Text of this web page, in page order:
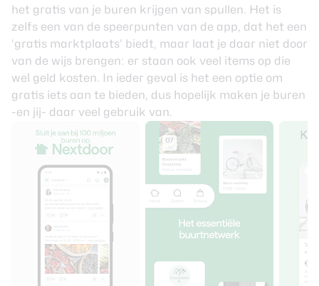
het gratis van je buren krijgen van spullen. Het is
zelfs een van de speerpunten van de app, dat het een
‘gratis marktplaats’ biedt, maar laat je daar niet door
van de wijs brengen: er staan ook veel items op die
wel geld kosten. In ieder geval is het een optie om
gratis iets aan te bieden, dus hopelijk maken je buren
-en jij- daar veel gebruik van.